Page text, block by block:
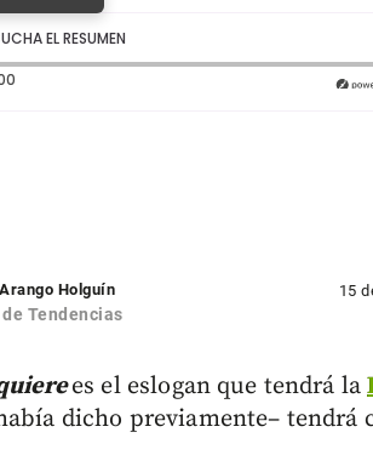
EL RESUMEN
Holguín
Tendencias
15
es el eslogan que tendrá la
dicho previamente– tendrá